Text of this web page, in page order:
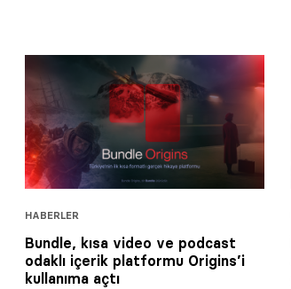
HABERLER
Bundle, kısa video ve podcast
odaklı içerik platformu Origins’i
kullanıma açtı